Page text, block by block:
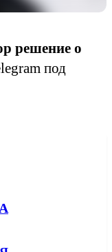
решение о
под